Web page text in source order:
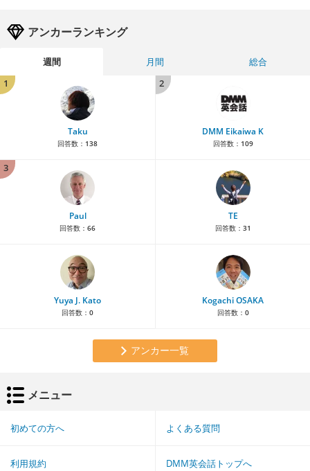
アンカーランキング
週間 月間
総合
1
Taku
回答数： 138
2
DMM Eikaiwa K
回答数： 109
3
Paul
回答数： 66
TE
回答数： 31
Yuya J. Kato
回答数： 0
Kogachi OSAKA
回答数： 0
アンカー一覧
メニュー
初めての方へ よくある質問
利用規約 DMM英会話トップへ